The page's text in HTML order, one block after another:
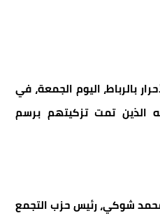
بالرباط، اليوم الجمعة، في
الذين تمت تزكيتهم برسم
شوكي، رئيس حزب التجمع